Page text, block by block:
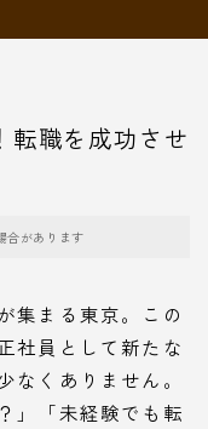
転職を成功させ
合があります
集まる東京。この
社員として新たな
なくありません。
」「未経験でも転